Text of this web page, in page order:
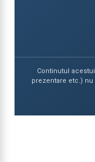
Continutul
prezentare etc.)